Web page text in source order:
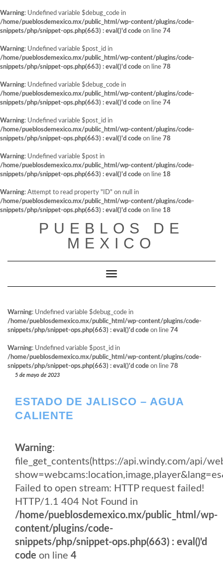
Warning: Undefined variable $debug_code in
/home/pueblosdemexico.mx/public_html/wp-content/plugins/code-
snippets/php/snippet-ops.php(663) : eval()'d code on line 74
Warning: Undefined variable $post_id in
/home/pueblosdemexico.mx/public_html/wp-content/plugins/code-
snippets/php/snippet-ops.php(663) : eval()'d code on line 78
Warning: Undefined variable $debug_code in
/home/pueblosdemexico.mx/public_html/wp-content/plugins/code-
snippets/php/snippet-ops.php(663) : eval()'d code on line 74
Warning: Undefined variable $post_id in
/home/pueblosdemexico.mx/public_html/wp-content/plugins/code-
snippets/php/snippet-ops.php(663) : eval()'d code on line 78
Warning: Undefined variable $post in
/home/pueblosdemexico.mx/public_html/wp-content/plugins/code-
snippets/php/snippet-ops.php(663) : eval()'d code on line 18
Warning: Attempt to read property "ID" on null in
/home/pueblosdemexico.mx/public_html/wp-content/plugins/code-
snippets/php/snippet-ops.php(663) : eval()'d code on line 18
PUEBLOS DE
MEXICO
Cambiar modo de navegación
Warning: Undefined variable $debug_code in
/home/pueblosdemexico.mx/public_html/wp-content/plugins/code-
snippets/php/snippet-ops.php(663) : eval()'d code on line 74
Warning: Undefined variable $post_id in
/home/pueblosdemexico.mx/public_html/wp-content/plugins/code-
snippets/php/snippet-ops.php(663) : eval()'d code on line 78
5 de mayo de 2023
ESTADO DE JALISCO – AGUA
CALIENTE
Warning:
file_get_contents(https://api.windy.com/api/
Failed to open stream: HTTP request failed!
HTTP/1.1 404 Not Found in
/home/pueblosdemexico.mx/public_html/wp-
content/plugins/code-
snippets/php/snippet-ops.php(663) : eval()'d
code on line 4